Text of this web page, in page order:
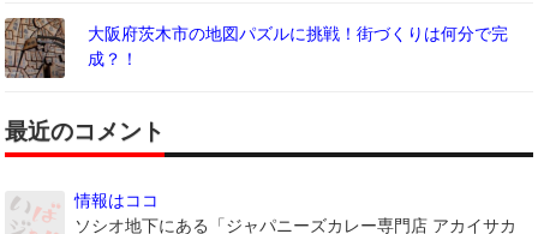
大阪府茨木市の地図パズルに挑戦！街づくりは何分で完
成？！
最近のコメント
情報はココ
ソシオ地下にある「ジャパニーズカレー専門店 アカイサカ